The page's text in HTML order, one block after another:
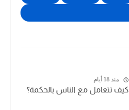
منذ 18 أيام
كيف تتعامل مع الناس بالحكمة؟